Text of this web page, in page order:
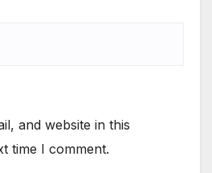
and website in this
time I comment.